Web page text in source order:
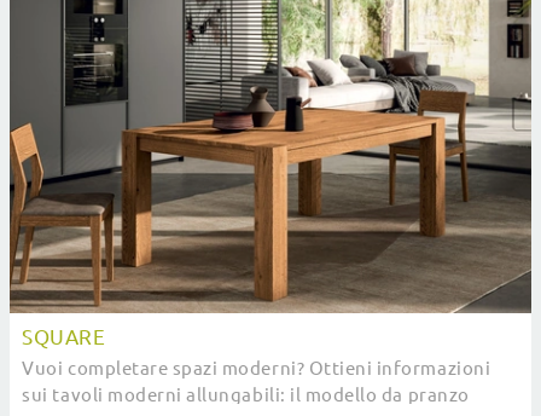
SQUARE
Vuoi completare spazi moderni? Ottieni informazioni
sui tavoli moderni allungabili: il modello da pranzo